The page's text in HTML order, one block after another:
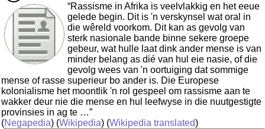
“Rassisme in Afrika is veelvlakkig en het eeue
gelede begin. Dit is 'n verskynsel wat oral in
die wêreld voorkom. Dit kan as gevolg van
sterk nasionale bande binne sekere groepe
gebeur, wat hulle laat dink ander mense is van
minder belang as dié van hul eie nasie, of die
gevolg wees van 'n oortuiging dat sommige
mense of rasse superieur bo ander is. Die Europese
kolonialisme het moontlik 'n rol gespeel om rassisme aan te
wakker deur nie die mense en hul leefwyse in die nuutgestigte
provinsies in ag te …”
(Negapedia) (Wikipedia) (Wikipedia translated)